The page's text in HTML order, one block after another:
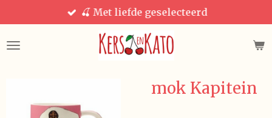
direct
naar
🍒 Met liefde geselecteerd
mok Kapitein